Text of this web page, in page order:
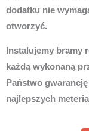
dodatku nie
otworzyć.
Instalujemy bramy
każdą wykonaną
Państwo
najlepszych